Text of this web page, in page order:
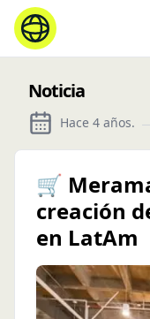
Noticia
Hace 4 años.
🛒
creación
en LatAm